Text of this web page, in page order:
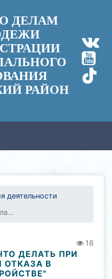
ДЕЛАМ
РАЙОН
деятельности
18
ДЕЛАТЬ ПРИ
ОТКАЗА В